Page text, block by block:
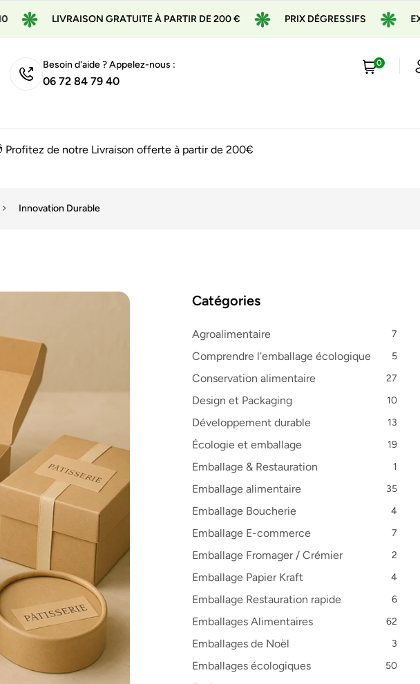
GRATUITE À PARTIR DE 200 € PRIX DÉGRESSIFS EXPÉDITION EN 24H
Besoin d'aide ? Appelez-nous :
06 72 84 79 40
0
Profitez de notre Livraison offerte à partir de 200€
Innovation Durable
Catégories
Agroalimentaire 7
Comprendre l'emballage écologique 5
Conservation alimentaire 27
Design et Packaging 10
Développement durable 13
Écologie et emballage 19
Emballage & Restauration 1
Emballage alimentaire 35
Emballage Boucherie 4
Emballage E-commerce 7
Emballage Fromager / Crémier 2
Emballage Papier Kraft 4
Emballage Restauration rapide 6
Emballages Alimentaires 62
Emballages de Noël 3
Emballages écologiques 50